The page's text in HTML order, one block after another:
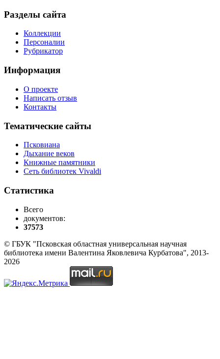
Разделы сайта
Коллекции
Персоналии
Рубрикатор
Информация
О проекте
Написать отзыв
Контакты
Тематические сайты
Псковиана
Дыхание веков
Книжные памятники
Сеть библиотек Vivaldi
Статистика
Всего
документов:
37573
© ГБУК "Псковская областная универсальная научная
библиотека имени Валентина Яковлевича Курбатова", 2013-
2026